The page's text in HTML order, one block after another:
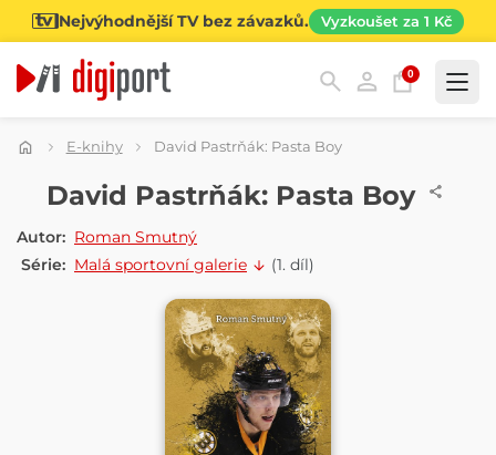
Nejvýhodnější TV bez závazků. Vyzkoušet za 1 Kč
0
Kategorie
E-knihy David Pastrňák: Pasta Boy
E-KNIHADavid Pastrňák: Pasta Boy
Autor: Roman Smutný
Série: Malá sportovní galerie (1. díl)